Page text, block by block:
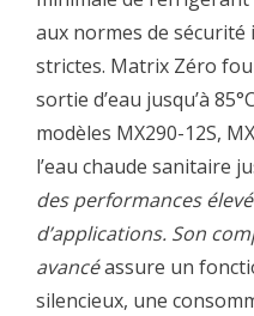
aux normes de
strictes. Matrix Zéro
sortie d’eau jusqu’à
modèles MX290-12S,
l’eau chaude sanitaire
des performances
d’applications. Son
avancéassure un
silencieux, une